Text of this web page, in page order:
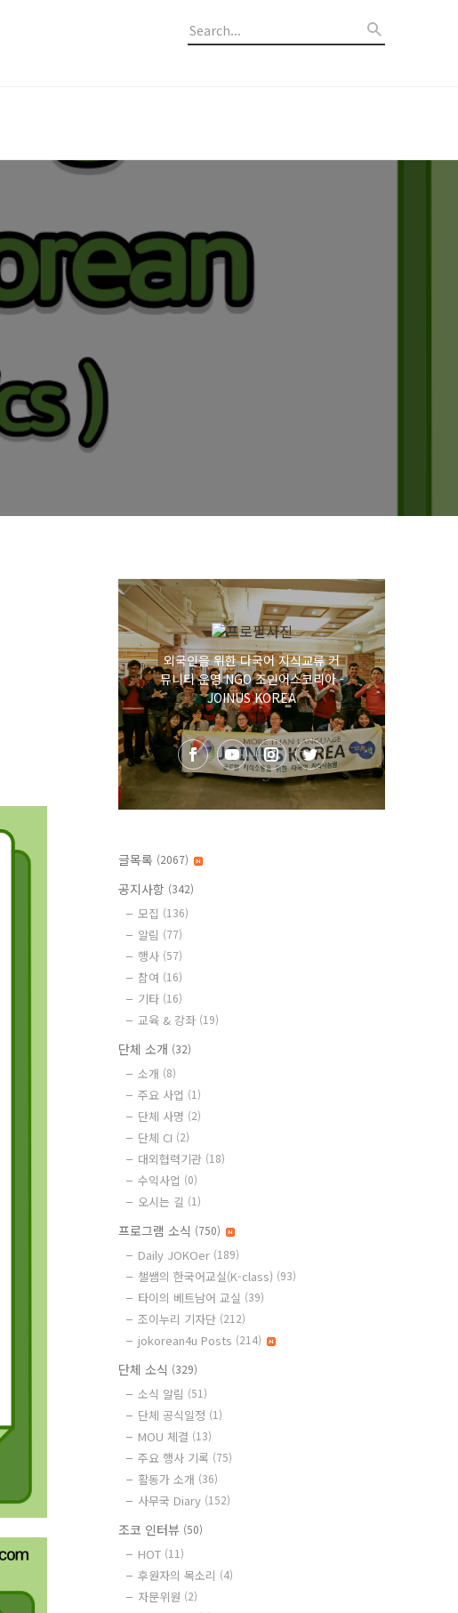
외국인을 위한 다국어 지식교류 커
뮤니티 운영 NGO 조인어스코리아 -
JOINUS KOREA
글목록 (2067)
공지사항 (342)
모집 (136)
알림 (77)
행사 (57)
참여 (16)
기타 (16)
교육 & 강좌 (19)
단체 소개 (32)
소개 (8)
주요 사업 (1)
단체 사명 (2)
단체 CI (2)
대외협력기관 (18)
수익사업 (0)
오시는 길 (1)
프로그램 소식 (750)
Daily JOKOer (189)
챌쌤의 한국어교실(K-class) (93)
타이의 베트남어 교실 (39)
조이누리 기자단 (212)
jokorean4u Posts (214)
단체 소식 (329)
소식 알림 (51)
단체 공식일정 (1)
MOU 체결 (13)
주요 행사 기록 (75)
활동가 소개 (36)
사무국 Diary (152)
조코 인터뷰 (50)
HOT (11)
후원자의 목소리 (4)
자문위원 (2)